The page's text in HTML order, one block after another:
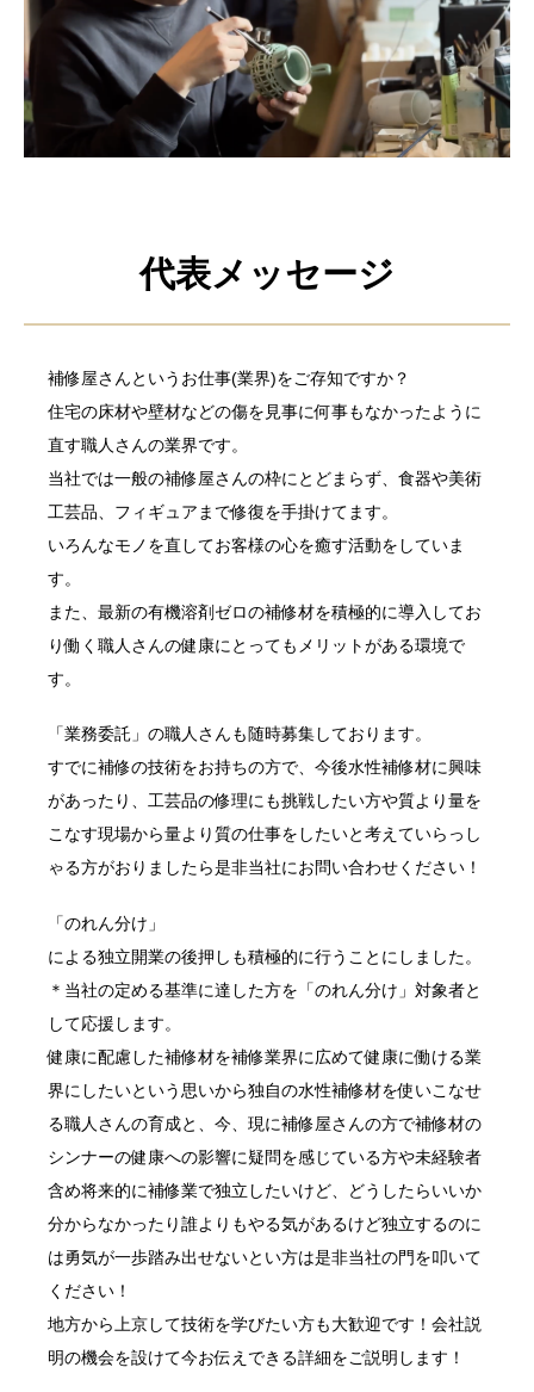
代表メッセージ
補修屋さんというお仕事(業界)をご存知ですか？
住宅の床材や壁材などの傷を見事に何事もなかったように
直す職人さんの業界です。
当社では一般の補修屋さんの枠にとどまらず、食器や美術
工芸品、フィギュアまで修復を手掛けてます。
いろんなモノを直してお客様の心を癒す活動をしていま
す。
また、最新の有機溶剤ゼロの補修材を積極的に導入してお
り働く職人さんの健康にとってもメリットがある環境で
す。
「業務委託」の職人さんも随時募集しております。
すでに補修の技術をお持ちの方で、今後水性補修材に興味
があったり、工芸品の修理にも挑戦したい方や質より量を
こなす現場から量より質の仕事をしたいと考えていらっし
ゃる方がおりましたら是非当社にお問い合わせください！
「のれん分け」
による独立開業の後押しも積極的に行うことにしました。
＊当社の定める基準に達した方を「のれん分け」対象者と
して応援します。
健康に配慮した補修材を補修業界に広めて健康に働ける業
界にしたいという思いから独自の水性補修材を使いこなせ
る職人さんの育成と、今、現に補修屋さんの方で補修材の
シンナーの健康への影響に疑問を感じている方や未経験者
含め将来的に補修業で独立したいけど、どうしたらいいか
分からなかったり誰よりもやる気があるけど独立するのに
は勇気が一歩踏み出せないとい方は是非当社の門を叩いて
ください！
地方から上京して技術を学びたい方も大歓迎です！会社説
明の機会を設けて今お伝えできる詳細をご説明します！